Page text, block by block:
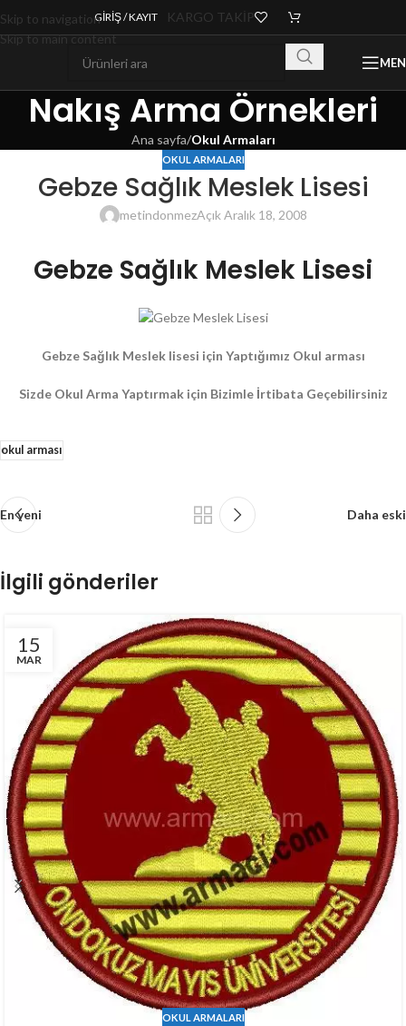
Skip to navigation
Skip to main content
GIRIŞ / KAYIT KARGO TAKİP
Nakış Arma Örnekleri
Ana sayfa/Okul Armaları
OKUL ARMALARI
Gebze Sağlık Meslek Lisesi
metindonmezAçık Aralık 18, 2008
Gebze Sağlık Meslek Lisesi
Gebze Sağlık Meslek lisesi için Yaptığımız Okul arması
Sizde Okul Arma Yaptırmak için Bizimle İrtibata Geçebilirsiniz
okul arması
En yeni Daha eski
İlgili gönderiler
15
MAR
OKUL ARMALARI